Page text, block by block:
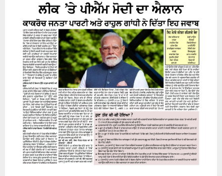
24 July 2026